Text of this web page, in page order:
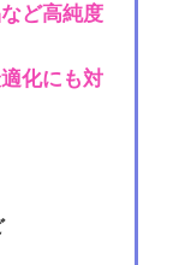
ど高純度
化にも対